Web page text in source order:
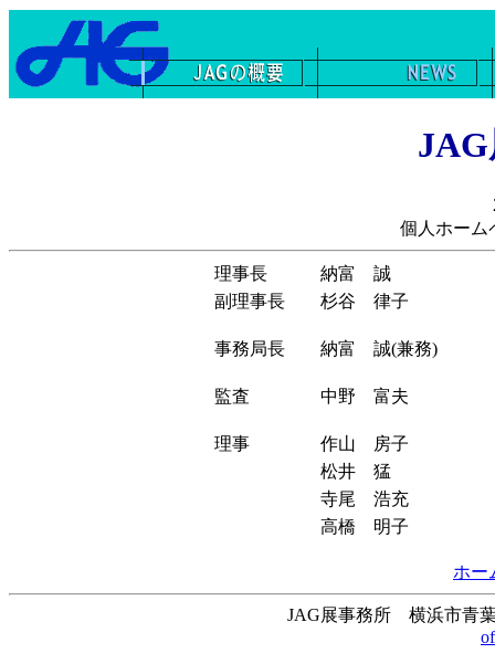
個人ホーム
理事長
納富 誠
副理事長
杉谷 律子
事務局長 納富 誠(兼務)
監査 中野 富夫
理事
作山 房子
松井 猛
寺尾 浩充
高橋 明子
ホー
JAG展事務所 横浜市青葉